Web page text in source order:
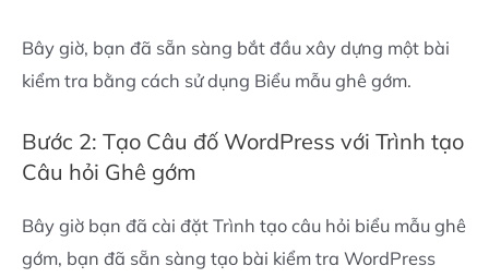
Bây giờ, bạn đã sẵn sàng bắt đầu xây dựng một bài
kiểm tra bằng cách sử dụng Biểu mẫu ghê gớm.
Bước 2: Tạo Câu đố WordPress với Trình tạo
Câu hỏi Ghê gớm
Bây giờ bạn đã cài đặt Trình tạo câu hỏi biểu mẫu ghê
gớm, bạn đã sẵn sàng tạo bài kiểm tra WordPress